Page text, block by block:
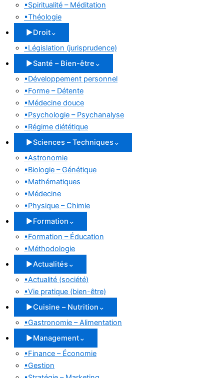
▪Spiritualité – Méditation
▪Théologie
▶Droit⌄
▪Législation (jurisprudence)
▶Santé – Bien-être ⌄
▪Développement personnel
▪Forme – Détente
▪Médecine douce
▪Psychologie – Psychanalyse
▪Régime diététique
▶Sciences – Techniques ⌄
▪Astronomie
▪Biologie – Génétique
▪Mathématiques
▪Médecine
▪Physique – Chimie
▶Formation ⌄
▪Formation – Éducation
▪Méthodologie
▶Actualités ⌄
▪Actualité (société)
▪Vie pratique (bien-être)
▶Cuisine – Nutrition ⌄
▪Gastronomie – Alimentation
▶Management⌄
▪Finance – Économie
▪Gestion